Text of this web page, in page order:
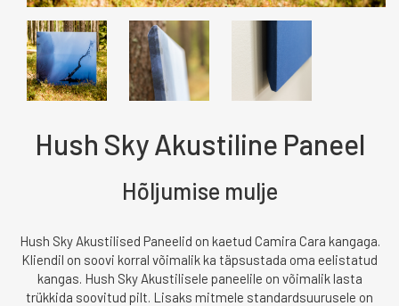
Hush Sky Akustiline Paneel
Hõljumise mulje
Hush Sky Akustilised Paneelid on kaetud Camira Cara kangaga.
Kliendil on soovi korral võimalik ka täpsustada oma eelistatud
kangas. Hush Sky Akustilisele paneelile on võimalik lasta
trükkida soovitud pilt. Lisaks mitmele standardsuurusele on